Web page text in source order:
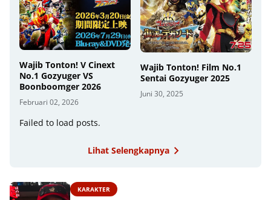
Wajib Tonton! V Cinext
No.1 Gozyuger VS
Boonboomger 2026
Februari 02, 2026
Wajib Tonton! Film No.1
Sentai Gozyuger 2025
Juni 30, 2025
Failed to load posts.
Lihat Selengkapnya
KARAKTER